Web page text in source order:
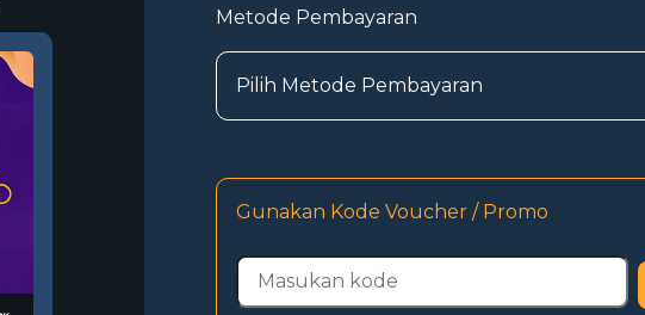
Metode Pembayaran
Pilih Metode Pembayaran
Gunakan Kode Voucher / Promo